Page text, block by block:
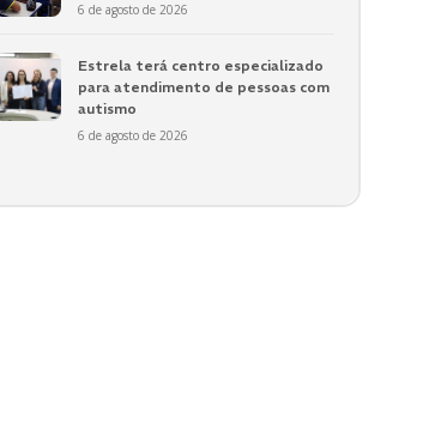
6 de agosto de 2026
Estrela terá centro especializado
para atendimento de pessoas com
autismo
6 de agosto de 2026